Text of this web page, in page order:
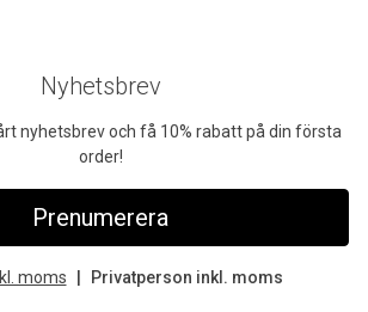
Nyhetsbrev
nyhetsbrev och få 10% rabatt på din första
order!
Prenumerera
moms Privatperson inkl. moms